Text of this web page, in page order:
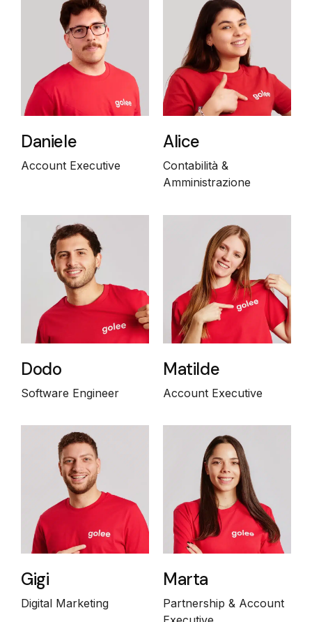
Daniele
Account Executive
Alice
Contabilità &
Amministrazione
Dodo
Software Engineer
Matilde
Account Executive
Gigi
Digital Marketing
Marta
Partnership & Account